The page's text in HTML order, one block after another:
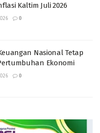
Kaltim Juli 2026
0
Nasional Tetap
Ekonomi
0